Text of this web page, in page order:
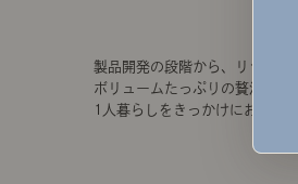
製品開発の段階から、リラック
ボリュームたっぷりの贅沢な姿
1人暮らしをきっかけにお迎え